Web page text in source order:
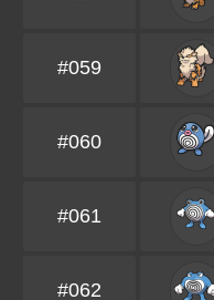
#059
#060
#061
#062